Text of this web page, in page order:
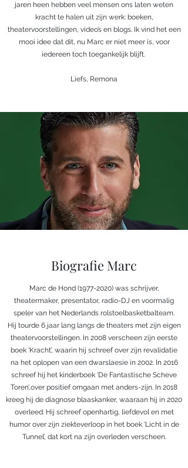
jaren heen hebben veel mensen ons laten weten
kracht te halen uit zijn werk: boeken,
theatervoorstellingen, video’s en blogs. Ik vind het een
mooi idee dat dit, nu Marc er niet meer is, voor
iedereen toch toegankelijk blijft.
Liefs, Remona
Biografie Marc
Marc de Hond (1977-2020)was schrijver,
theatermaker, presentator, radio-DJ en voormalig
speler van het Nederlands rolstoelbasketbalteam.
Hij tourde 6 jaar lang langs de theaters met zijn eigen
theatervoorstellingen. In 2008 verscheen zijn eerste
boek ‘Kracht’, waarin hij schreef over zijn revalidatie
na het oplopen van een dwarslaesie in 2002. In 2016
schreef hij het kinderboek ‘De Fantastische Scheve
Toren’,over positief omgaan met anders-zijn. In 2018
kreeg hij de diagnose blaaskanker, waaraan hij in 2020
overleed. Hij schreef openhartig, liefdevol en met
humor over zijn ziekteverloop in het boek ‘Licht in de
Tunnel’, dat kort na zijn overleden verscheen.